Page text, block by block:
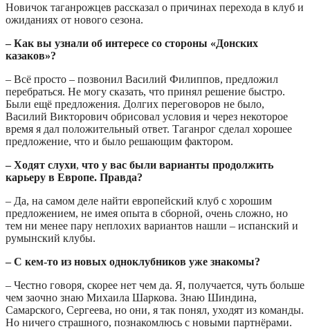
Новичок таганрожцев рассказал о причинах перехода в клуб и
ожиданиях от нового сезона.
– Как вы узнали об интересе со стороны «Донских
казаков»?
– Всё просто – позвонил Василий Филиппов, предложил
перебраться. Не могу сказать, что принял решение быстро.
Были ещё предложения. Долгих переговоров не было,
Василий Викторович обрисовал условия и через некоторое
время я дал положительный ответ. Таганрог сделал хорошее
предложение, что и было решающим фактором.
– Ходят слухи, что у вас были варианты продолжить
карьеру в Европе. Правда?
– Да, на самом деле найти европейский клуб с хорошим
предложением, не имея опыта в сборной, очень сложно, но
тем ни менее пару неплохих вариантов нашли – испанский и
румынский клубы.
– С кем-то из новых одноклубников уже знакомы?
– Честно говоря, скорее нет чем да. Я, получается, чуть больше
чем заочно знаю Михаила Шаркова. Знаю Шиндина,
Самарского, Сергеева, но они, я так понял, уходят из команды.
Но ничего страшного, познакомлюсь с новыми партнёрами.